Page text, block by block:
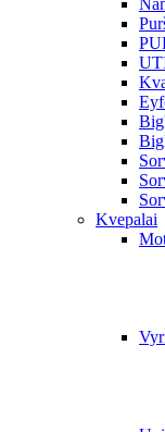
Kvepalai